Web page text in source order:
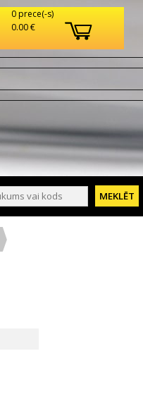
0 prece(-s)
0.00 €